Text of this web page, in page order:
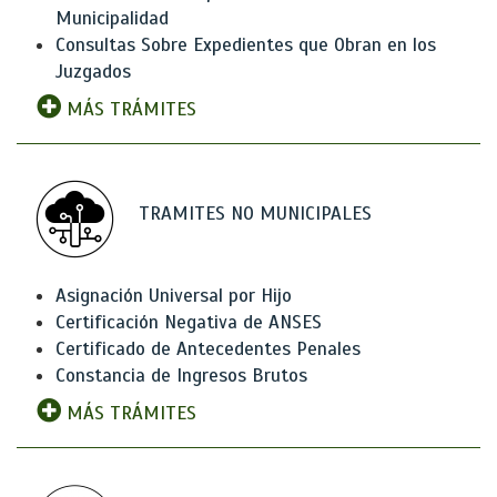
Municipalidad
Consultas Sobre Expedientes que Obran en los
Juzgados
MÁS TRÁMITES
TRAMITES NO MUNICIPALES
Asignación Universal por Hijo
Certificación Negativa de ANSES
Certificado de Antecedentes Penales
Constancia de Ingresos Brutos
MÁS TRÁMITES